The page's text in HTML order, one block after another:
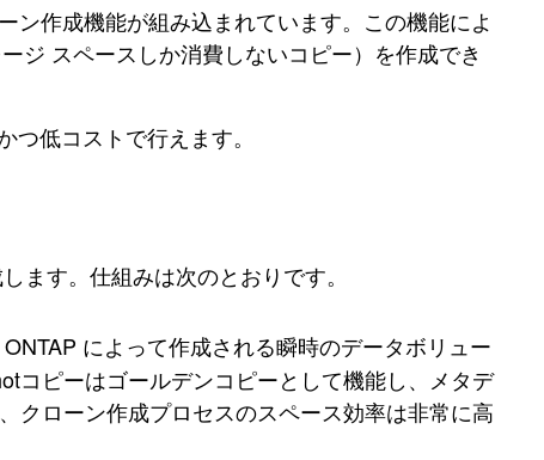
ン作成機能が組み込まれています。この機能によ
ジ スペースしか消費しないコピー）を作成でき
低コストで行えます。
ます。仕組みは次のとおりです。
によって作成される瞬時のデータボリュー
コピーはゴールデンコピーとして機能し、メタデ
クローン作成プロセスのスペース効率は非常に高